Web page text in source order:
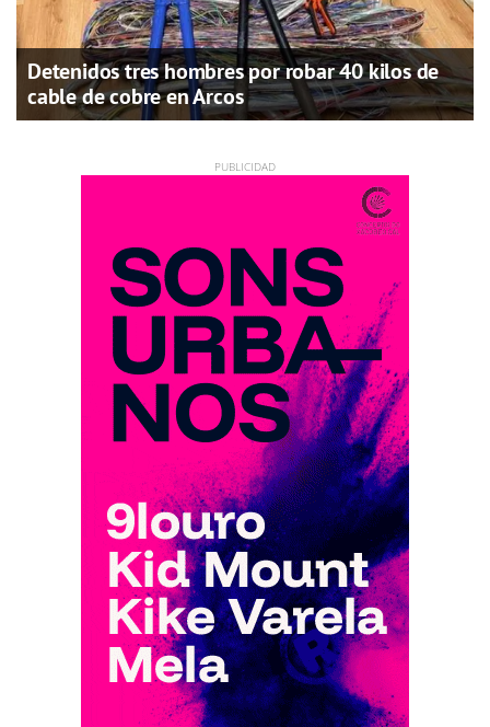
Detenidos tres hombres por robar 40 kilos de
cable de cobre en Arcos